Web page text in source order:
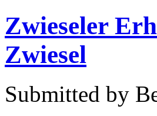
Zwieseler
Zwiesel
Submitted by